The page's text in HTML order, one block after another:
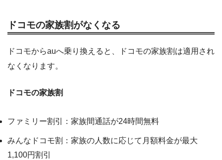
ドコモの家族割がなくなる
ドコモからauへ乗り換えると、ドコモの家族割は適用され
なくなります。
ドコモの家族割
ファミリー割引：家族間通話が24時間無料
みんなドコモ割：家族の人数に応じて月額料金が最大
1,100円割引